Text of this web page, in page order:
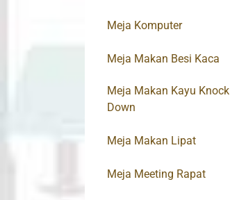
Meja Komputer
Meja Makan Besi Kaca
Meja Makan Kayu Knock
Down
Meja Makan Lipat
Meja Meeting Rapat